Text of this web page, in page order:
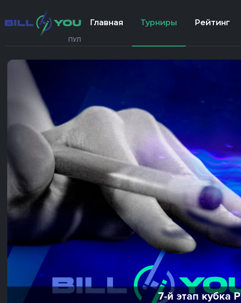
ПУЛ
Главная Турниры Рейтинг
7-й этап кубка